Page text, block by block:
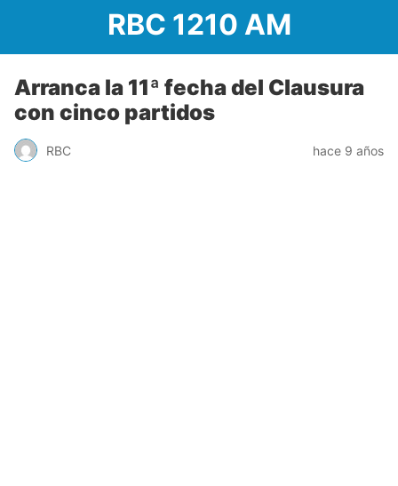
RBC 1210 AM
Arranca la 11ª fecha del Clausura
con cinco partidos
RBC hace 9 años